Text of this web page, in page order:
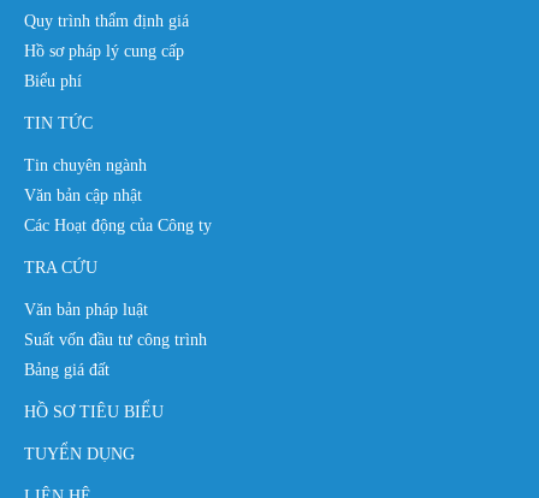
Quy trình thẩm định giá
Hồ sơ pháp lý cung cấp
Biểu phí
TIN TỨC
Tin chuyên ngành
Văn bản cập nhật
Các Hoạt động của Công ty
TRA CỨU
Văn bản pháp luật
Suất vốn đầu tư công trình
Bảng giá đất
HỒ SƠ TIÊU BIỂU
TUYỂN DỤNG